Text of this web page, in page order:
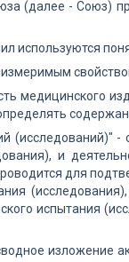
(далее - Союз)
используются
медицинского
(исследований)"
и
для
испытания
изложение